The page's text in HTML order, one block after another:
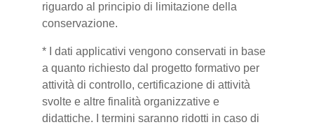
riguardo al principio di limitazione della
conservazione.
* I dati applicativi vengono conservati in base
a quanto richiesto dal progetto formativo per
attività di controllo, certificazione di attività
svolte e altre finalità organizzative e
didattiche. I termini saranno ridotti in caso di